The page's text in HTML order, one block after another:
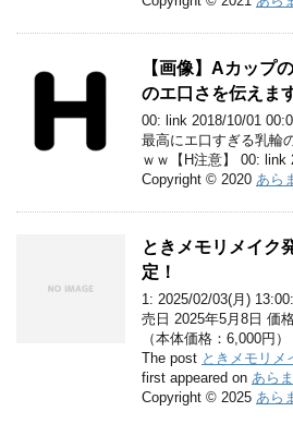
【画像】Aカップ
のエ口さを伝えま
00: link 2018/10/01
最高にエ口すぎる乳輪
ｗｗ【H注意】 00: link
Copyright © 2020 あら
ときメモリメイク
定！
1: 2025/02/03(月)
売日 2025年5月8日 価
（本体価格：6,000円
The post ときメモリメ
first appeared on あら
Copyright © 2025 あら